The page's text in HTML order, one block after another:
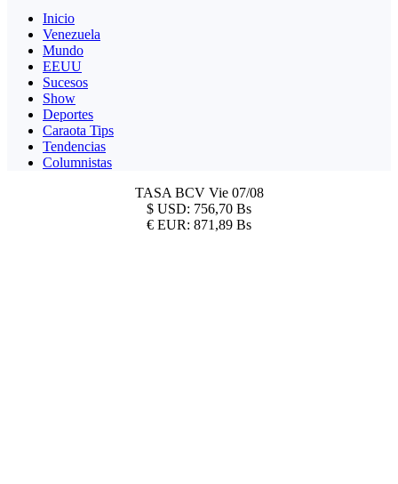
Inicio
Venezuela
Mundo
EEUU
Sucesos
Show
Deportes
Caraota Tips
Tendencias
Columnistas
TASA BCV Vie 07/08
$ USD: 756,70 Bs
€ EUR: 871,89 Bs